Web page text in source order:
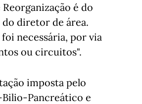
é do
diretor de área.
necessária, por via
ou circuitos".
imposta pelo
Pancreático e